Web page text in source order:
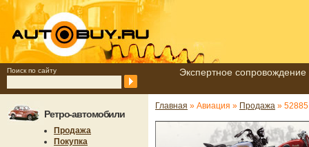
Поиск по сайту Экспертное
Ретро-автомобили
Продажа
Покупка
Главная » Авиация » Продажа » 52885